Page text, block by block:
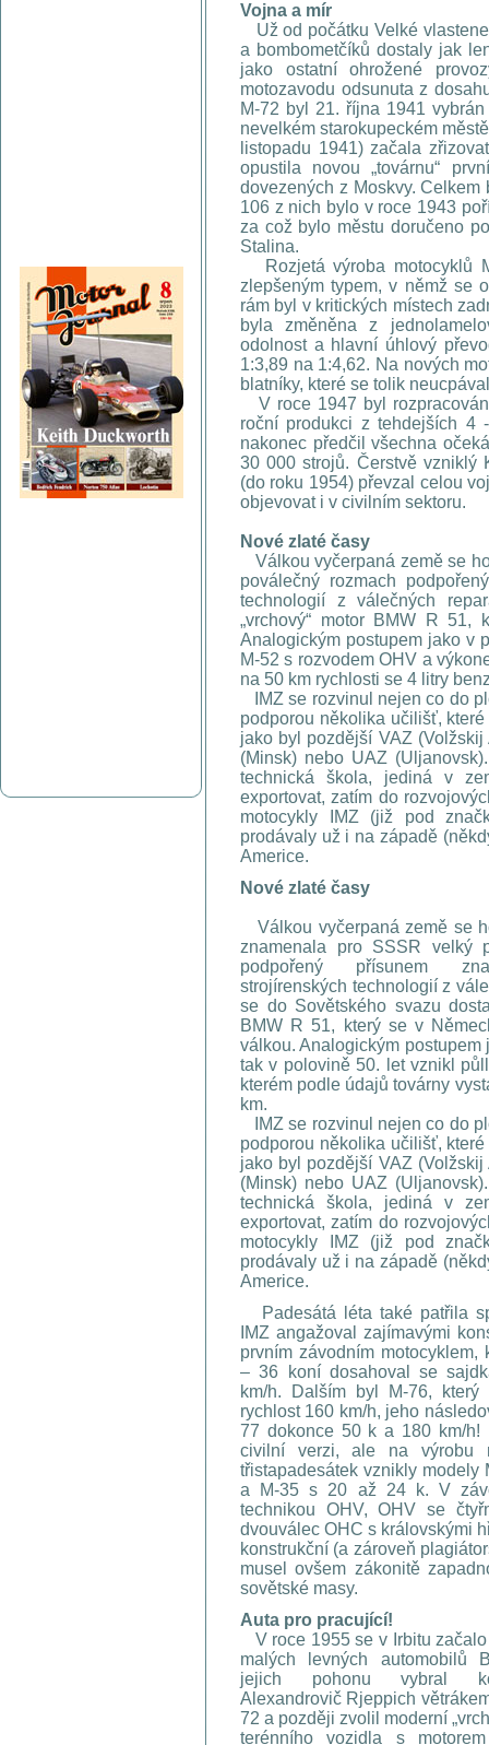
Vojna a mír
Už od počátku Velké
a bombometčíků dostaly jak
jako ostatní ohrožené
motozavodu odsunuta z
M-72 byl 21. října 1941
nevelkém starokupeckém
listopadu 1941) začala
opustila novou „továrnu“
dovezených z Moskvy.
106 z nich bylo v roce 1943
za což bylo městu doručeno
Stalina.
Rozjetá výroba motocyklů
zlepšeným typem, v němž se
rám byl v kritických místech
byla změněna z
odolnost a hlavní úhlový
1:3,89 na 1:4,62. Na nových
blatníky, které se tolik
V roce 1947 byl
roční produkci z tehdejších 4
nakonec předčil všechna
30 000 strojů. Čerstvě vzniklý
(do roku 1954) převzal celou
objevovat i v civilním sektoru.
Nové zlaté časy
Válkou vyčerpaná země se
poválečný rozmach
technologií z válečných
„vrchový“ motor BMW R
Analogickým postupem jako v
M-52 s rozvodem OHV a
na 50 km rychlosti se 4 litry
IMZ se rozvinul nejen co do
podporou několika učilišť,
jako byl pozdější VAZ
(Minsk) nebo UAZ
technická škola, jediná v
exportovat, zatím do
motocykly IMZ (již pod
prodávaly už i na západě
Americe.
Nové zlaté časy
Válkou vyčerpaná země se
znamenala pro SSSR velký
podpořený přísunem
strojírenských technologií z
se do Sovětského svazu
BMW R 51, který se v
válkou. Analogickým postupem
tak v polovině 50. let vznikl
kterém podle údajů továrny
km.
IMZ se rozvinul nejen co do
podporou několika učilišť,
jako byl pozdější VAZ
(Minsk) nebo UAZ
technická škola, jediná v
exportovat, zatím do
motocykly IMZ (již pod
prodávaly už i na západě
Americe.
Padesátá léta také patřila
IMZ angažoval zajímavými
prvním závodním motocyklem,
– 36 koní dosahoval se
km/h. Dalším byl M-76,
rychlost 160 km/h, jeho
77 dokonce 50 k a 180 km/
civilní verzi, ale na výrobu
třistapadesátek vznikly modely
a M-35 s 20 až 24 k. V
technikou OHV, OHV se
dvouválec OHC s královskými
konstrukční (a zároveň
musel ovšem zákonitě
sovětské masy.
Auta pro pracující!
V roce 1955 se v Irbitu
malých levných automobilů
jejich pohonu vybral
Alexandrovič Rjeppich
72 a později zvolil moderní
terénního vozidla s